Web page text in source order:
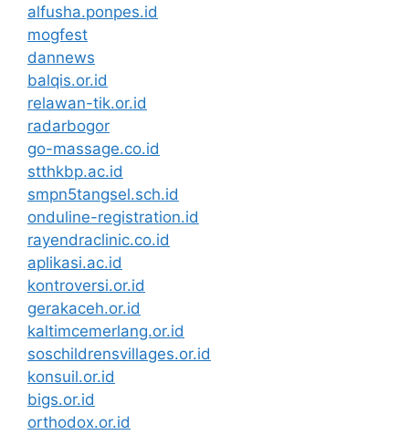
alfusha.ponpes.id
mogfest
dannews
balqis.or.id
relawan-tik.or.id
radarbogor
go-massage.co.id
stthkbp.ac.id
smpn5tangsel.sch.id
onduline-registration.id
rayendraclinic.co.id
aplikasi.ac.id
kontroversi.or.id
gerakaceh.or.id
kaltimcemerlang.or.id
soschildrensvillages.or.id
konsuil.or.id
bigs.or.id
orthodox.or.id